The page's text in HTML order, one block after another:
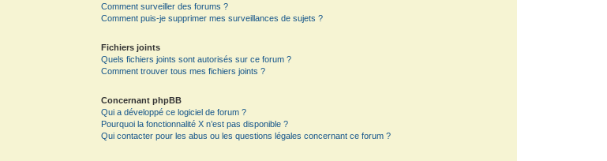
Comment surveiller des forums ?
Comment puis-je supprimer mes surveillances de sujets ?
Fichiers joints
Quels fichiers joints sont autorisés sur ce forum ?
Comment trouver tous mes fichiers joints ?
Concernant phpBB
Qui a développé ce logiciel de forum ?
Pourquoi la fonctionnalité X n’est pas disponible ?
Qui contacter pour les abus ou les questions légales concernant ce forum ?